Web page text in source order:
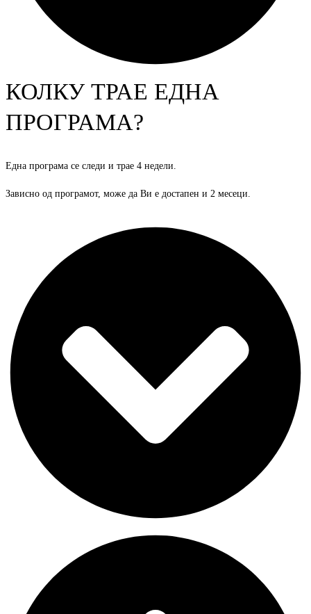
КОЛКУ ТРАЕ ЕДНА
ПРОГРАМА?
Една програма се следи и трае 4 недели.
Зависно од програмот, може да Ви е достапен и 2 месеци.